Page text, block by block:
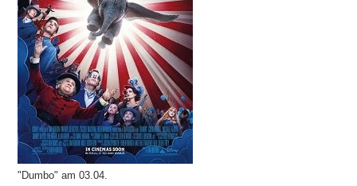
"Dumbo" am 03.04.